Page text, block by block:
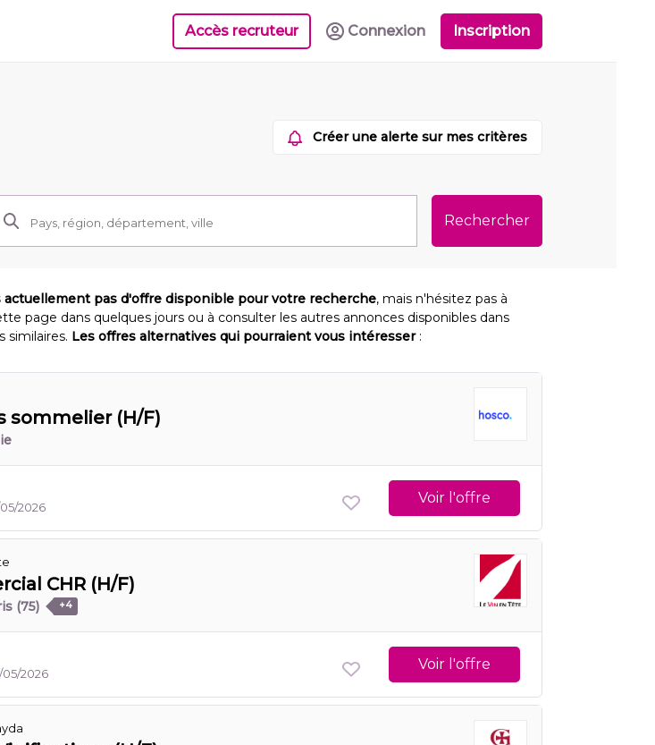
Accès recruteur Connexion Inscription
Créer une alerte sur mes critères
Rechercher
actuellement pas d'offre disponible pour votre recherche, mais n'hésitez pas à
page dans quelques jours ou à consulter les autres annonces disponibles dans
similaires. Les offres alternatives qui pourraient vous intéresser:
sommelier (H/F)
2026
Voir l'offre
CHR (H/F)
(75) +4
05/2026
Voir l'offre